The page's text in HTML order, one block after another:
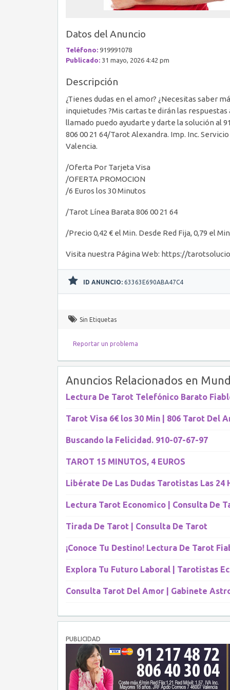
Datos del Anuncio
Teléfono: 919991078
Publicado: 31 mayo, 2026 4:42 pm
Descripción
¿Tienes dudas en el amor? ¿Necesitas saber
inquietudes ?Mis cartas te dirán las
llamado puedo ayudarte y darte la solución al
806 00 21 64/Tarot Alexandra. Imp. Inc.
Valencia.
/Oferta Por Tarjeta Visa
/OFERTA PROMOCION
/6 Euros los 30 Minutos
/Tarot Línea Barata 806 00 21 64
/Precio 0,42 € el Min. Desde Red Fija, 0,79 el
Visita nuestra Página Web: https://
ID ANUNCIO: 63363E690ABA47C4
Sin Etiquetas
Reportar un problema
Anuncios Relacionados en
Lectura De Tarot Telefónico Barato
Tarot Visa 6€ los 30 Min | 806 Tarot Del
Buscando la Felicidad. 910-07-67-97
TAROT 15 MINUTOS, 4 EUROS
Libérate De Las Dudas Tarotistas Las 24
Lectura Tarot Economico | Consulta De
Tirada De Tarot | Consulta De Tarot
¡Conoce Tu Destino! Lectura De Tarot
Explora Tu Futuro Laboral | Tarotistas
Consulta Tarot Del Amor | Gabinete
PUBLICIDAD